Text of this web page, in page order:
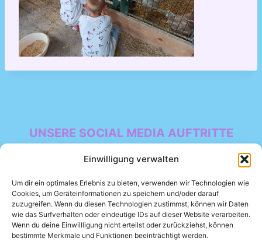
Einwilligung verwalten
Um dir ein optimales Erlebnis zu bieten, verwenden wir Technologien wie
Cookies, um Geräteinformationen zu speichern und/oder darauf
zuzugreifen. Wenn du diesen Technologien zustimmst, können wir Daten
wie das Surfverhalten oder eindeutige IDs auf dieser Website verarbeiten.
Wenn du deine Einwillligung nicht erteilst oder zurückziehst, können
bestimmte Merkmale und Funktionen beeinträchtigt werden.
UNSERE SOCIAL MEDIA AUFTRITTE
Facebook